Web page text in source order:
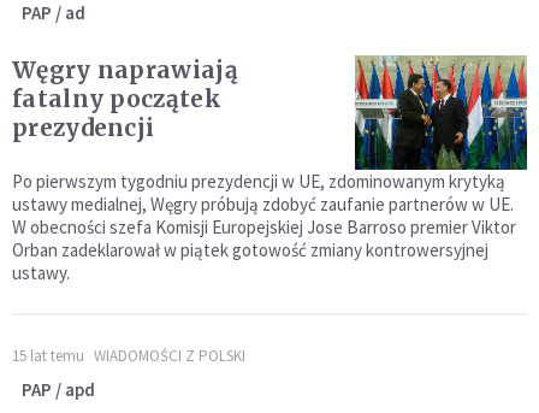
PAP / ad
Węgry naprawiają
fatalny początek
prezydencji
Po pierwszym tygodniu prezydencji w UE, zdominowanym krytyką
ustawy medialnej, Węgry próbują zdobyć zaufanie partnerów w UE.
W obecności szefa Komisji Europejskiej Jose Barroso premier Viktor
Orban zadeklarował w piątek gotowość zmiany kontrowersyjnej
ustawy.
15 lat temu WIADOMOŚCI Z POLSKI
PAP / apd